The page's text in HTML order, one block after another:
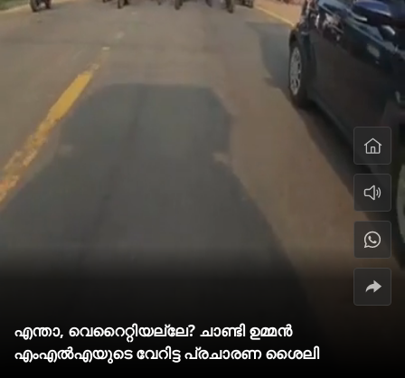
എന്താ, വെറൈറ്റിയല്ലേ? ചാണ്ടി ഉമ്മന്‍
എംഎല്‍എയുടെ വേറിട്ട പ്രചാരണ ശൈലി